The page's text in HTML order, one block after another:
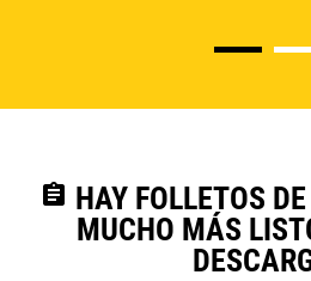
assignment HAY FOLLETOS
MUCHO MÁS